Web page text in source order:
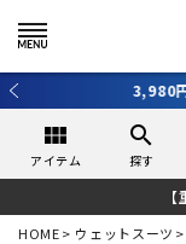
3,980円
view_module
アイテム
search
探す
HOME ウェットスーツ